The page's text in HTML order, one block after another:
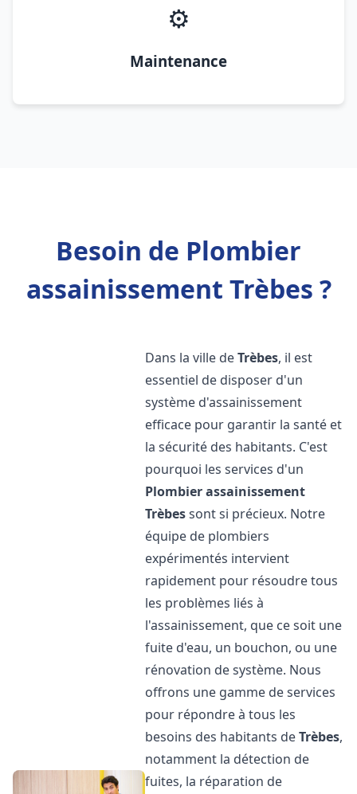
⚙️
Maintenance
Besoin de Plombier
assainissement Trèbes ?
Dans la ville deTrèbes, il est
essentiel de disposer d'un
système d'assainissement
efficace pour garantir la santé et
la sécurité des habitants. C'est
pourquoi les services d'un
Plombier assainissement
Trèbessont si précieux. Notre
équipe de plombiers
expérimentés intervient
rapidement pour résoudre tous
les problèmes liés à
l'assainissement, que ce soit une
fuite d'eau, un bouchon, ou une
rénovation de système. Nous
offrons une gamme de services
pour répondre à tous les
besoins des habitants deTrèbes,
notamment la détection de
fuites, la réparation de